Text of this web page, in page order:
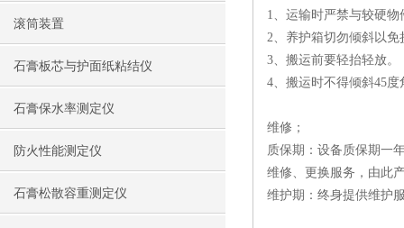
滚筒装置
石膏板芯与护面纸粘结仪
石膏保水率测定仪
防火性能测定仪
石膏松散容重测定仪
1、运输时严禁与较硬
2、养护箱切勿倾斜以
3、搬运前要轻抬轻放。
4、搬运时不得倾斜45度
维修；
质保期：设备质保期一
维修、更换服务，由此
维护期：终身提供维护